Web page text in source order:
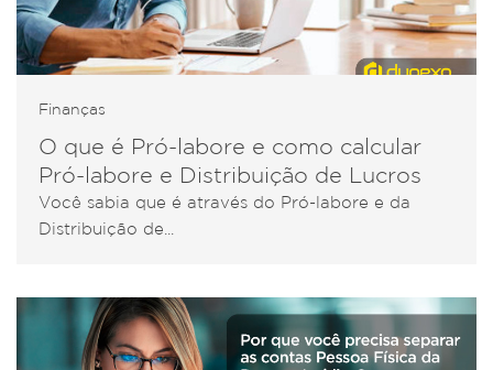
Finanças
O que é Pró-labore e como calcular
Pró-labore e Distribuição de Lucros
Você sabia que é através do Pró-labore e da
Distribuição de...